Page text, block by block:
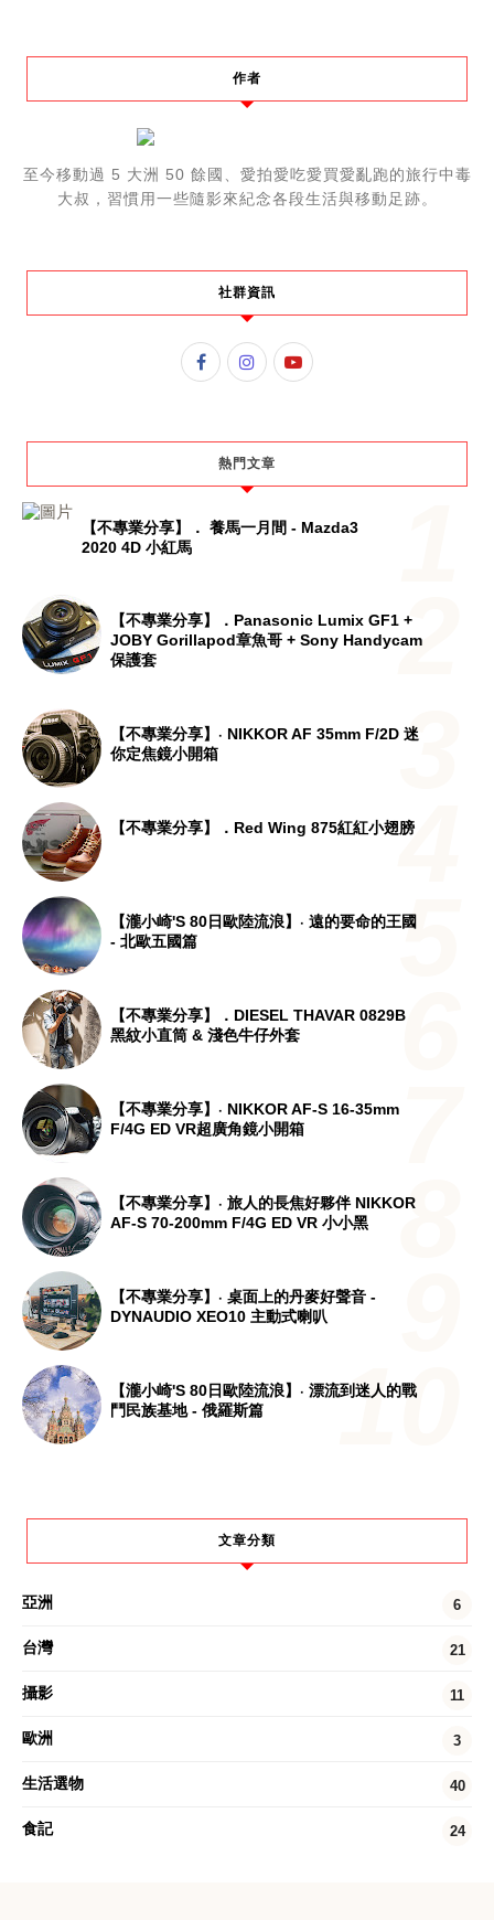
作者
至今移動過 5 大洲 50 餘國、愛拍愛吃愛買愛亂跑的旅行中毒
大叔，習慣用一些隨影來紀念各段生活與移動足跡。
社群資訊
熱門文章
【不專業分享】． 養馬一月間 - Mazda3
2020 4D 小紅馬
【不專業分享】．Panasonic Lumix GF1 +
JOBY Gorillapod章魚哥 + Sony Handycam
保護套
【不專業分享】‧ NIKKOR AF 35mm F/2D 迷
你定焦鏡小開箱
【不專業分享】．Red Wing 875紅紅小翅膀
【瀧小崎's 80日歐陸流浪】‧ 遠的要命的王國
- 北歐五國篇
【不專業分享】．DIESEL THAVAR 0829B
黑紋小直筒 & 淺色牛仔外套
【不專業分享】‧ NIKKOR AF-S 16-35mm
F/4G ED VR超廣角鏡小開箱
【不專業分享】‧ 旅人的長焦好夥伴 NIKKOR
AF-S 70-200mm F/4G ED VR 小小黑
【不專業分享】‧ 桌面上的丹麥好聲音 -
DYNAUDIO XEO10 主動式喇叭
【瀧小崎's 80日歐陸流浪】‧ 漂流到迷人的戰
鬥民族基地 - 俄羅斯篇
文章分類
亞洲 6
台灣 21
攝影 11
歐洲 3
生活選物 40
食記 24